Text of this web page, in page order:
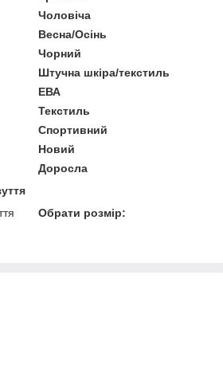
Чоловіча
Весна/Осінь
Чорний
Штучна шкіра/текстиль
ЕВА
Текстиль
Спортивний
Новий
Доросла
Обрати розмір: